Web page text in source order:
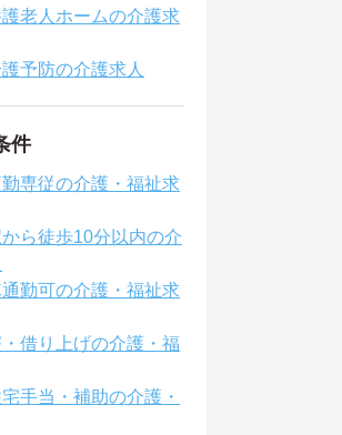
老人ホームの介護求
予防の介護求人
件
専従の介護・福祉求
ら徒歩10分以内の介
勤可の介護・福祉求
借り上げの介護・福
手当・補助の介護・